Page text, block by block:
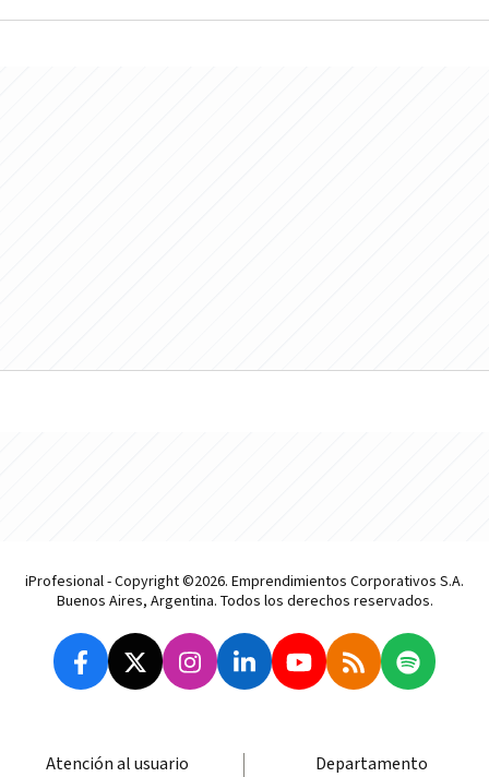
iProfesional - Copyright ©2026. Emprendimientos Corporativos S.A.
Buenos Aires, Argentina. Todos los derechos reservados.
Atención al usuario
Departamento